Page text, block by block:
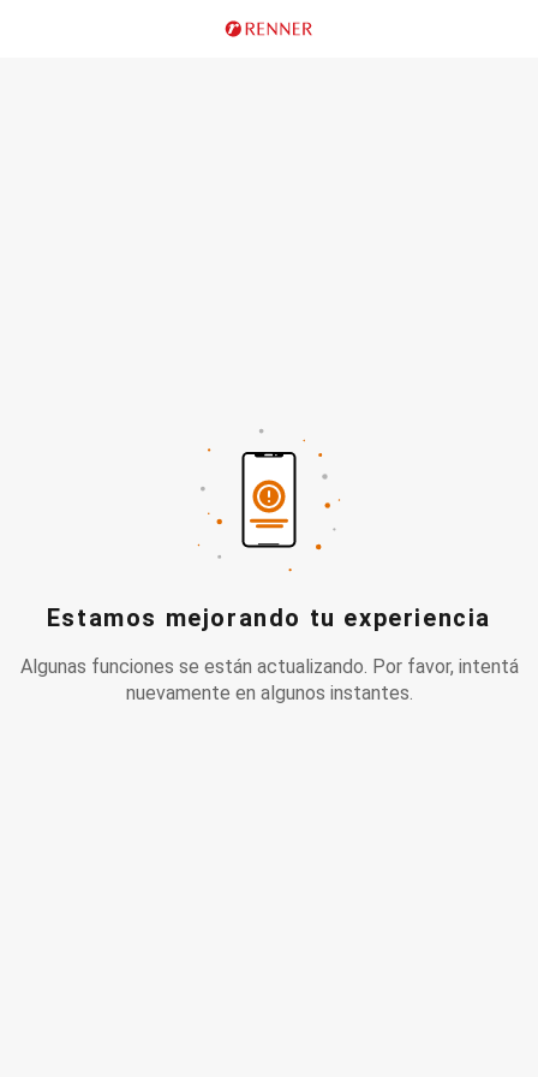
Estamos mejorando tu experiencia
Algunas funciones se están actualizando. Por favor, intentá
nuevamente en algunos instantes.